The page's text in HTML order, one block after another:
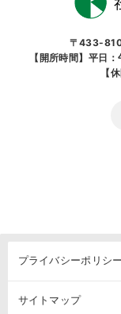
〒433-
【開所時間】平日
【
プライバシーポリシー
サイトマップ